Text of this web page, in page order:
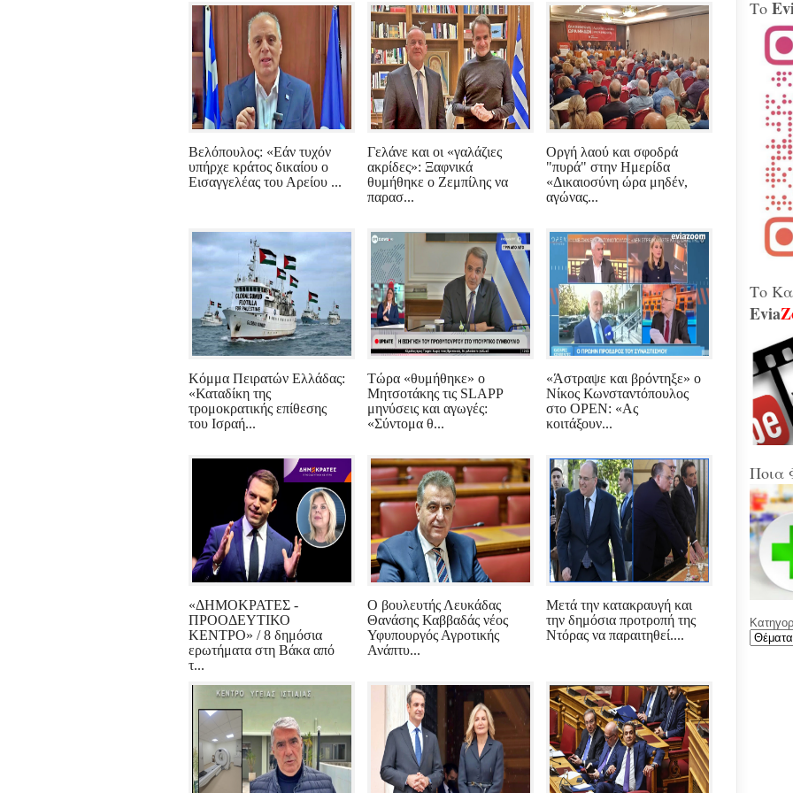
Βελόπουλος: «Εάν τυχόν
υπήρχε κράτος δικαίου ο
Εισαγγελέας του Αρείου ...
Γελάνε και οι «γαλάζιες
ακρίδες»: Ξαφνικά
θυμήθηκε ο Ζεμπίλης να
παρασ...
Οργή λαού και σφοδρά
"πυρά" στην Ημερίδα
«Δικαιοσύνη ώρα μηδέν,
αγώνας...
Κόμμα Πειρατών Ελλάδας:
«Καταδίκη της
τρομοκρατικής επίθεσης
του Ισραή...
Τώρα «θυμήθηκε» ο
Μητσοτάκης τις SLAPP
μηνύσεις και αγωγές:
«Σύντομα θ...
«Άστραψε και βρόντηξε» ο
Νίκος Κωνσταντόπουλος
στο OPEN: «Ας
κοιτάξουν...
«ΔΗΜΟΚΡΑΤΕΣ -
ΠΡΟΟΔΕΥΤΙΚΟ
ΚΕΝΤΡΟ» / 8 δημόσια
ερωτήματα στη Βάκα από
τ...
Ο βουλευτής Λευκάδας
Θανάσης Καββαδάς νέος
Υφυπουργός Αγροτικής
Ανάπτυ...
Μετά την κατακραυγή και
την δημόσια προτροπή της
Ντόρας να παραιτηθεί....
240
Τα
το
Στα
την
Το
Το
Evia
Ποια